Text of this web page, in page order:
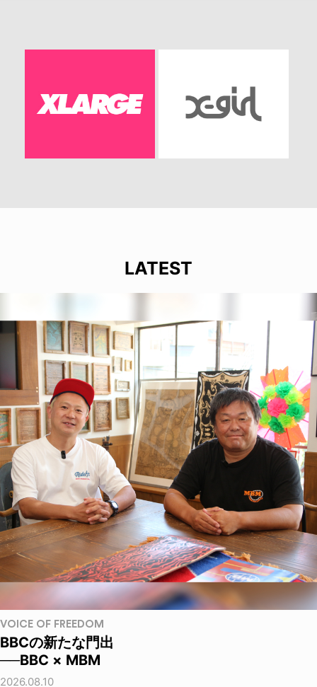
LATEST
VOICE OF FREEDOM
BBCの新たな門出
──BBC × MBM
2026.08.10